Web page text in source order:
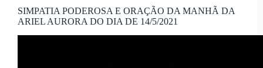
SIMPATIA PODEROSA E ORAÇÃO DA MANHÃ DA
ARIEL AURORA DO DIA DE 14/5/2021